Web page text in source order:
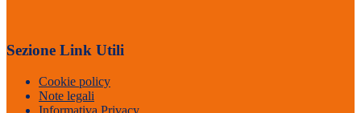
Sezione Link Utili
Cookie policy
Note legali
Informativa Privacy